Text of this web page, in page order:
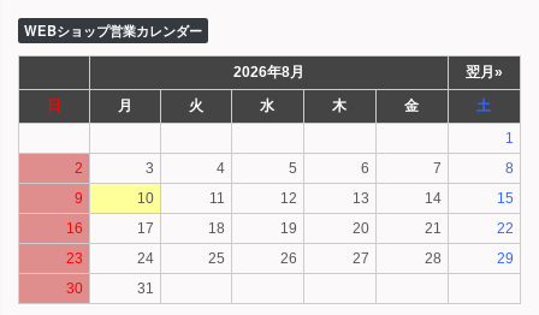
WEBショップ営業カレンダー